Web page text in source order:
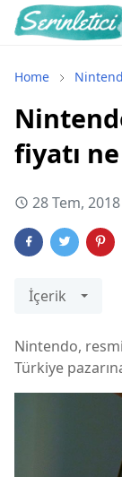
Home
fiyatı
28 Tem, 2018
İçerik
Nintendo,
Türkiye